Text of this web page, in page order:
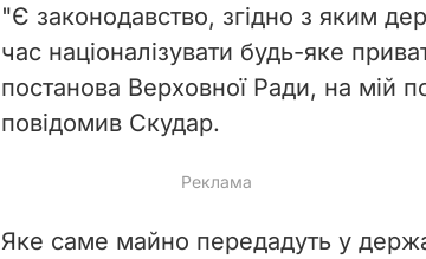
"Є законодавство, згідно з яким
час націоналізувати будь-яке
постанова Верховної Ради, на мій
повідомив Скудар.
Яке саме майно передадуть у